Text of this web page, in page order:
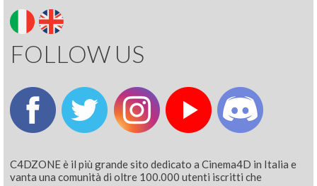
FOLLOW US
C4DZONE è il più grande sito dedicato a Cinema4D in Italia e
vanta una comunità di oltre 100.000 utenti iscritti che